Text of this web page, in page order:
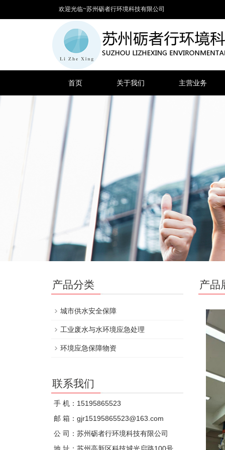
欢迎光临~苏州砺者行环境科技有限公司
首页 关于我们 主营业务
产品分类
城市供水安全保障
工业废水与水环境应急处理
环境应急保障物资
联系我们
手 机：15195865523
邮 箱：gjr15195865523@163.com
公 司：苏州砺者行环境科技有限公司
产品